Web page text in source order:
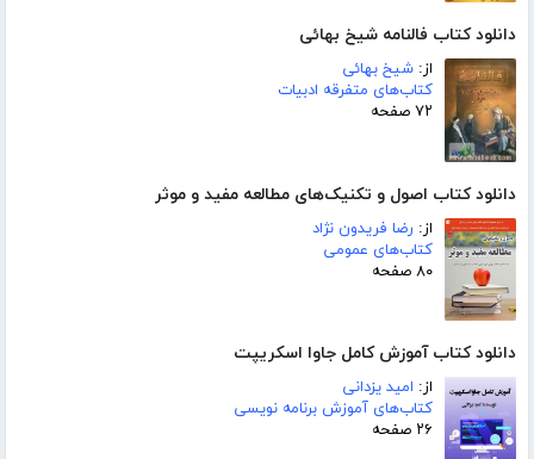
دانلود کتاب فالنامه شیخ بهائی
از: شیخ بهائی
کتاب‌های متفرقه ادبیات
۷۲ صفحه
دانلود کتاب اصول و تکنیک‌های مطالعه مفید و موثر
از: رضا فریدون نژاد
کتاب‌های عمومی
۸۰ صفحه
دانلود کتاب آموزش کامل جاوا اسکریپت
از: امید یزدانی
کتاب‌های آموزش برنامه نویسی
۲۶ صفحه